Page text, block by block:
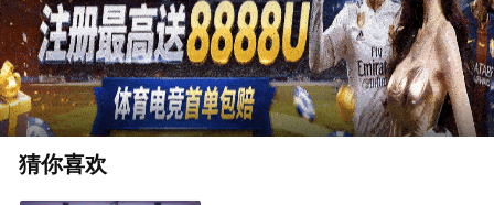
猜你喜欢